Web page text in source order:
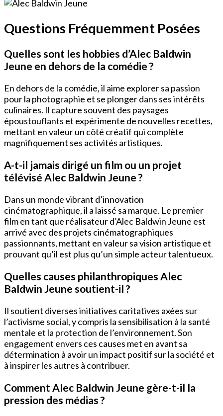
Questions Fréquemment Posées
Quelles sont les hobbies d’Alec Baldwin
Jeune en dehors de la comédie ?
En dehors de la comédie, il aime explorer sa passion
pour la photographie et se plonger dans ses intérêts
culinaires. Il capture souvent des paysages
époustouflants et expérimente de nouvelles recettes,
mettant en valeur un côté créatif qui complète
magnifiquement ses activités artistiques.
A-t-il jamais dirigé un film ou un projet
télévisé Alec Baldwin Jeune ?
Dans un monde vibrant d’innovation
cinématographique, il a laissé sa marque. Le premier
film en tant que réalisateur d’Alec Baldwin Jeune est
arrivé avec des projets cinématographiques
passionnants, mettant en valeur sa vision artistique et
prouvant qu’il est plus qu’un simple acteur talentueux.
Quelles causes philanthropiques Alec
Baldwin Jeune soutient-il ?
Il soutient diverses initiatives caritatives axées sur
l’activisme social, y compris la sensibilisation à la santé
mentale et la protection de l’environnement. Son
engagement envers ces causes met en avant sa
détermination à avoir un impact positif sur la société et
à inspirer les autres à contribuer.
Comment Alec Baldwin Jeune gère-t-il la
pression des médias ?